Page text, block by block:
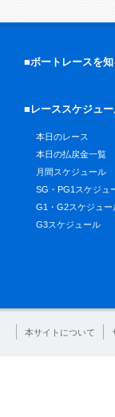
■ボートレースを
■レーススケジュ
本日のレース
本日の払戻金一覧
月間スケジュール
SG・PG1スケジュ
G1・G2スケジュー
G3スケジュール
本サイトについて